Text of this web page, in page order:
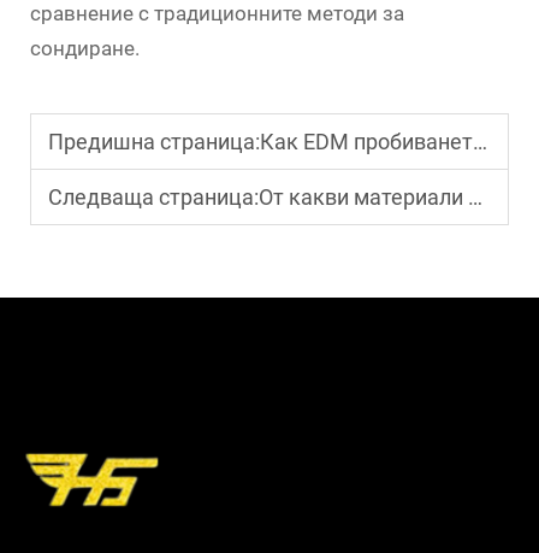
сравнение с традиционните методи за
сондиране.
Предишна страница:Как EDM пробиването се справя със създаването на микроскопични отвори?
Следваща страница:От какви материали може да се обработва с електрозахранващ проводник?